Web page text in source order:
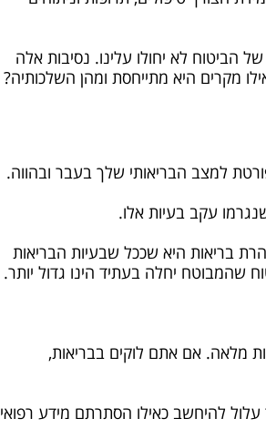
הביטוח לא יחולו עלינו. נסיבות אלה
מקרים היא מתייחסת ומהן השלכותיה?
למצב הבריאותי שלך בעבר ובהווה.
עקב בעיות אלו.
בריאות היא שככל שבעיות הבריאות
שהמבוטח יחלה בעתיד הינו גדול יותר.
מלאה. אם אתם לוקים בבריאות,
להיחשב כאילו הסתרתם מידע רפואי